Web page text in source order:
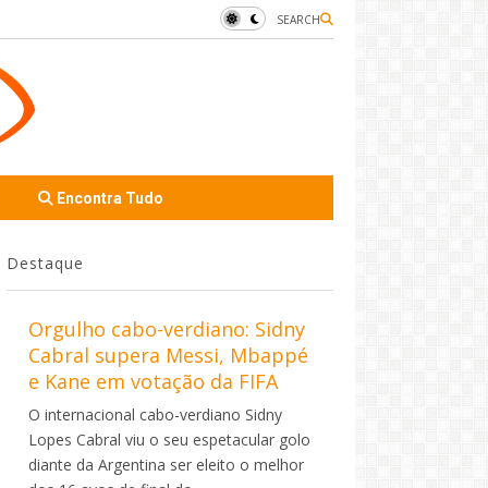
SEARCH
Encontra Tudo
Destaque
Orgulho cabo-verdiano: Sidny
Cabral supera Messi, Mbappé
e Kane em votação da FIFA
O internacional cabo-verdiano Sidny
Lopes Cabral viu o seu espetacular golo
diante da Argentina ser eleito o melhor